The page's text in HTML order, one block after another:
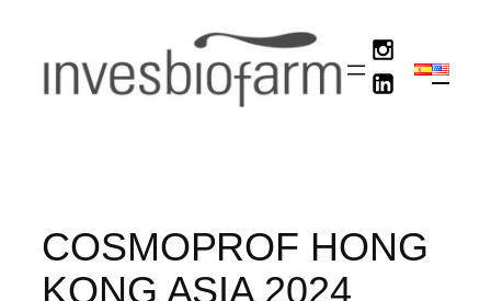
content
COSMOPROF HONG
KONG ASIA 2024